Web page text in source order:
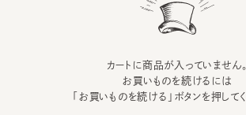
カートに商品が入っていません。
お買いものを続けるには
「お買いものを続ける」ボタンを押してく